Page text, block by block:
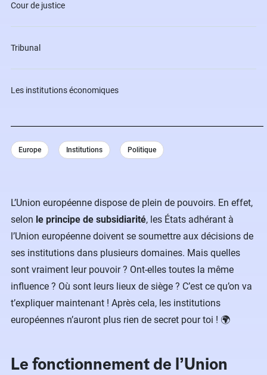
L’Union européenne dispose de plein de pouvoirs. En effet,
selon le principe de subsidiarité, les États adhérant à
l’Union européenne doivent se soumettre aux décisions de
ses institutions dans plusieurs domaines. Mais quelles
sont vraiment leur pouvoir ? Ont-elles toutes la même
influence ? Où sont leurs lieux de siège ? C’est ce qu’on va
t’expliquer maintenant ! Après cela, les institutions
européennes n’auront plus rien de secret pour toi ! 🌍
Le fonctionnement de l’Union
Cour de justice
Tribunal
Les institutions économiques
Europe Institutions Politique